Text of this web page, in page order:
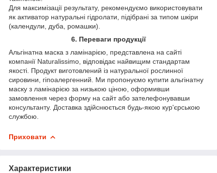
Для максимізації результату, рекомендуємо використовувати
як активатор натуральні гідролати, підібрані за типом шкіри
(календули, дуба, ромашки).
6. Переваги продукції
Альгінатна маска з ламінарією, представлена на сайті
компанії Naturalissimo, відповідає найвищим стандартам
якості. Продукт виготовлений із натуральної рослинної
сировини, гіпоалергенний. Ми пропонуємо купити альгінатну
маску з ламінарією за низькою ціною, оформивши
замовлення через форму на сайт або зателефонувавши
консультанту. Доставка здійснюється будь-якою кур'єрською
службою.
Приховати
Характеристики